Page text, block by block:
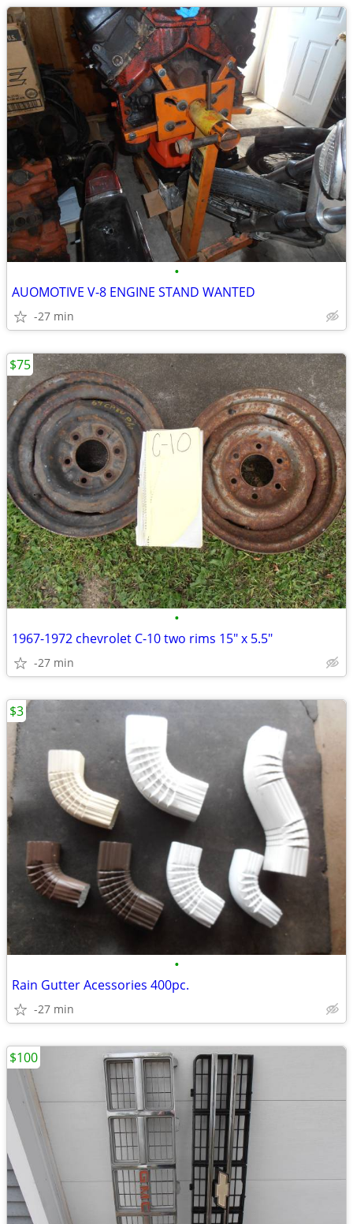
•
AUOMOTIVE V-8 ENGINE STAND WANTED
-27 min
•
1967-1972 chevrolet C-10 two rims 15" x 5.5"
-27 min
$75
•
Rain Gutter Acessories 400pc.
-27 min
$3
$100